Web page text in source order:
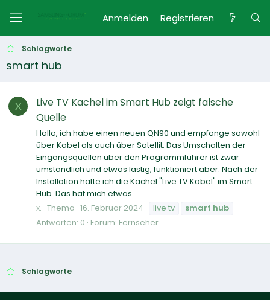
Anmelden Registrieren
Schlagworte
smart hub
X
Live TV Kachel im Smart Hub zeigt falsche
Quelle
Hallo, ich habe einen neuen QN90 und empfange sowohl
über Kabel als auch über Satellit. Das Umschalten der
Eingangsquellen über den Programmführer ist zwar
umständlich und etwas lästig, funktioniert aber. Nach der
Installation hatte ich die Kachel "Live TV Kabel" im Smart
Hub. Das hat mich etwas...
x. Thema 16. Februar 2024 live tv smart hub
Antworten: 0 Forum: Fernseher
Schlagworte